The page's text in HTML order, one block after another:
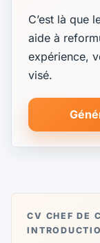
C’est là que
aide à
expérience,
visé.
CV CHEF DE